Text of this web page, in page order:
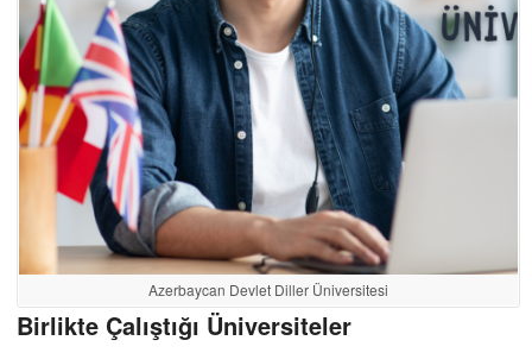
Azerbaycan Devlet Diller Üniversitesi
Birlikte Çalıştığı Üniversiteler